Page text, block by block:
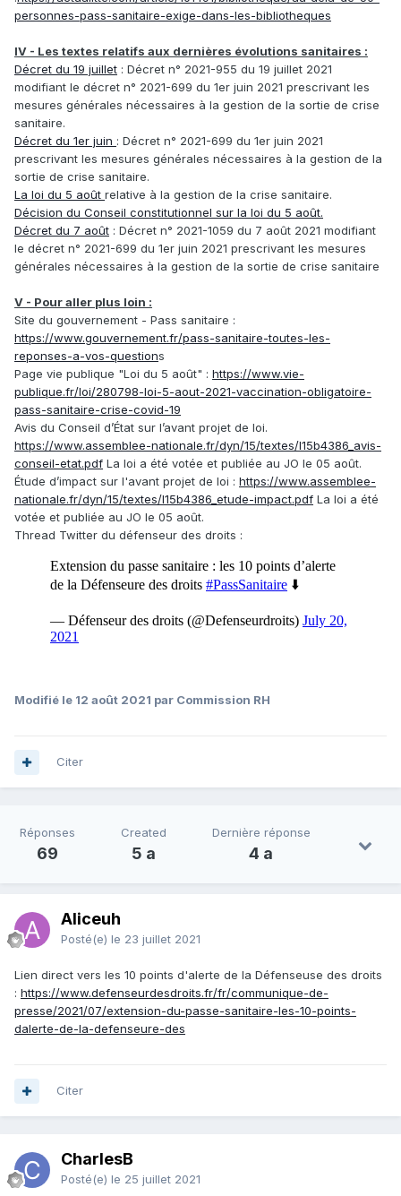
personnes-pass-sanitaire-exige-dans-les-bibliotheques
IV - Les textes relatifs aux dernières évolutions sanitaires :
Décret du 19 juillet : Décret n° 2021-955 du 19 juillet 2021
modifiant le décret n° 2021-699 du 1er juin 2021 prescrivant les
mesures générales nécessaires à la gestion de la sortie de crise
sanitaire.
Décret du 1er juin : Décret n° 2021-699 du 1er juin 2021
prescrivant les mesures générales nécessaires à la gestion de la
sortie de crise sanitaire.
La loi du 5 août relative à la gestion de la crise sanitaire.
Décision du Conseil constitutionnel sur la loi du 5 août.
Décret du 7 août : Décret n° 2021-1059 du 7 août 2021 modifiant
le décret n° 2021-699 du 1er juin 2021 prescrivant les mesures
générales nécessaires à la gestion de la sortie de crise sanitaire
V - Pour aller plus loin :
Site du gouvernement - Pass sanitaire :
https://www.gouvernement.fr/pass-sanitaire-toutes-les-
reponses-a-vos-questions
Page vie publique "Loi du 5 août" : https://www.vie-
publique.fr/loi/280798-loi-5-aout-2021-vaccination-obligatoire-
pass-sanitaire-crise-covid-19
Avis du Conseil d’État sur l’avant projet de loi.
https://www.assemblee-nationale.fr/dyn/15/textes/l15b4386_avis-
conseil-etat.pdf La loi a été votée et publiée au JO le 05 août.
Étude d’impact sur l'avant projet de loi : https://www.assemblee-
nationale.fr/dyn/15/textes/l15b4386_etude-impact.pdf La loi a été
votée et publiée au JO le 05 août.
Thread Twitter du défenseur des droits :
Modifié le 12 août 2021 par Commission RH
Citer
Réponses
69
Created
5 a
Dernière réponse
4 a
Aliceuh
Posté(e) le 23 juillet 2021
Lien direct vers les 10 points d'alerte de la Défenseuse des droits
: https://www.defenseurdesdroits.fr/fr/communique-de-
presse/2021/07/extension-du-passe-sanitaire-les-10-points-
dalerte-de-la-defenseure-des
Citer
CharlesB
Posté(e) le 25 juillet 2021